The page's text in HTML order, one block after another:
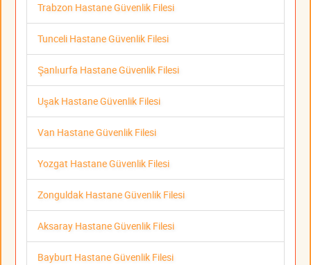
Trabzon Hastane Güvenlik Filesi
Tunceli Hastane Güvenlik Filesi
Şanlıurfa Hastane Güvenlik Filesi
Uşak Hastane Güvenlik Filesi
Van Hastane Güvenlik Filesi
Yozgat Hastane Güvenlik Filesi
Zonguldak Hastane Güvenlik Filesi
Aksaray Hastane Güvenlik Filesi
Bayburt Hastane Güvenlik Filesi